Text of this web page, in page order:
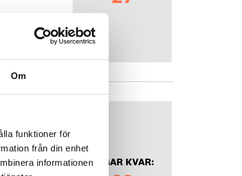
Om
funktioner för
från din enhet
informationenDAGAR KVAR: